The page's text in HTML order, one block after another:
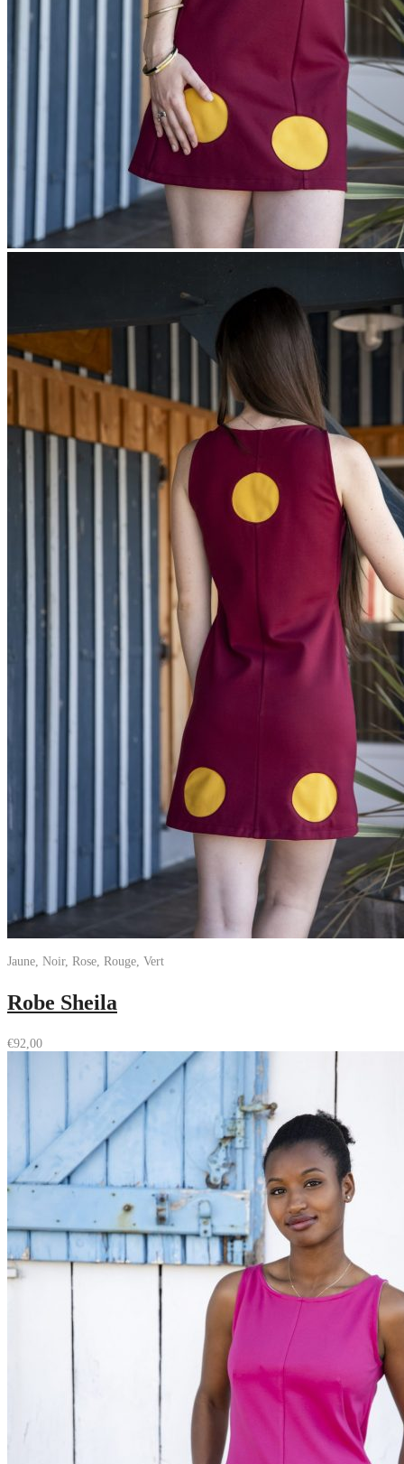
Jaune, Noir, Rose, Rouge, Vert
Robe Sheila
€92,00